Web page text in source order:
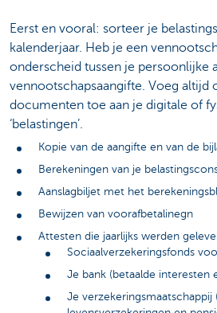
Eerst en vooral: sorteer je
kalenderjaar. Heb je een
onderscheid tussen je persoonlijke
vennootschapsaangifte. Voeg altijd
documenten toe aan je digitale of
‘belastingen’.
Kopie van de aangifte en van de
Berekeningen van je
Aanslagbiljet met het
Bewijzen van voorafbetalinegn
Attesten die jaarlijks werden
Sociaalverzekeringsfonds
Je bank (betaalde interesten
Je verzekeringsmaatschappij